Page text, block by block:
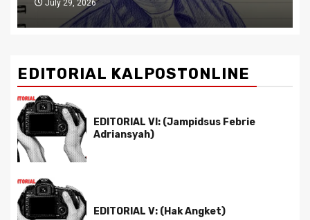
July 29, 2026
EDITORIAL KALPOSTONLINE
EDITORIAL VI: (Jampidsus Febrie
Adriansyah)
EDITORIAL V: (Hak Angket)